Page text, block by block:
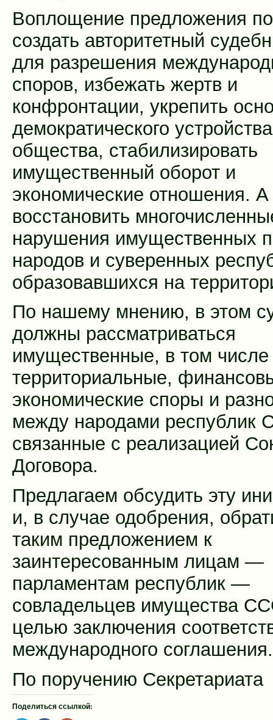
Воплощение предложения
создать авторитетный
для разрешения
споров, избежать жертв и
конфронтации, укрепить
демократического устройства
общества, стабилизировать
имущественный оборот и
экономические отношения.
восстановить
нарушения имущественных
народов и суверенных
образовавшихся на
По нашему мнению, в этом
должны рассматриваться
имущественные, в том числе
территориальные,
экономические споры и
между народами республик
связанные с реализацией
Договора.
Предлагаем обсудить эту
и, в случае одобрения,
таким предложением к
заинтересованным лицам —
парламентам республик —
совладельцев имущества
целью заключения
международного соглашения.
По поручению Секретариата
Поделиться ссылкой: